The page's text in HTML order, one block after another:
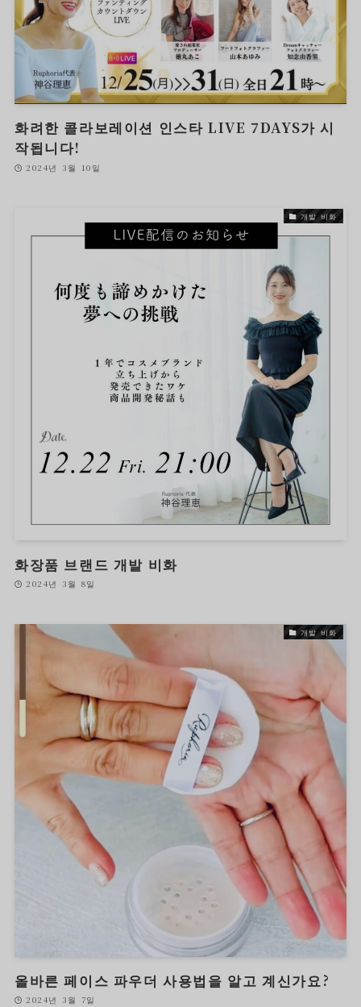
화려한 콜라보레이션 인스타 LIVE 7DAYS가 시
작됩니다!
2024년 3월 10일
개발 비화
화장품 브랜드 개발 비화
2024년 3월 8일
개발 비화
올바른 페이스 파우더 사용법을 알고 계신가요?
2024년 3월 7일